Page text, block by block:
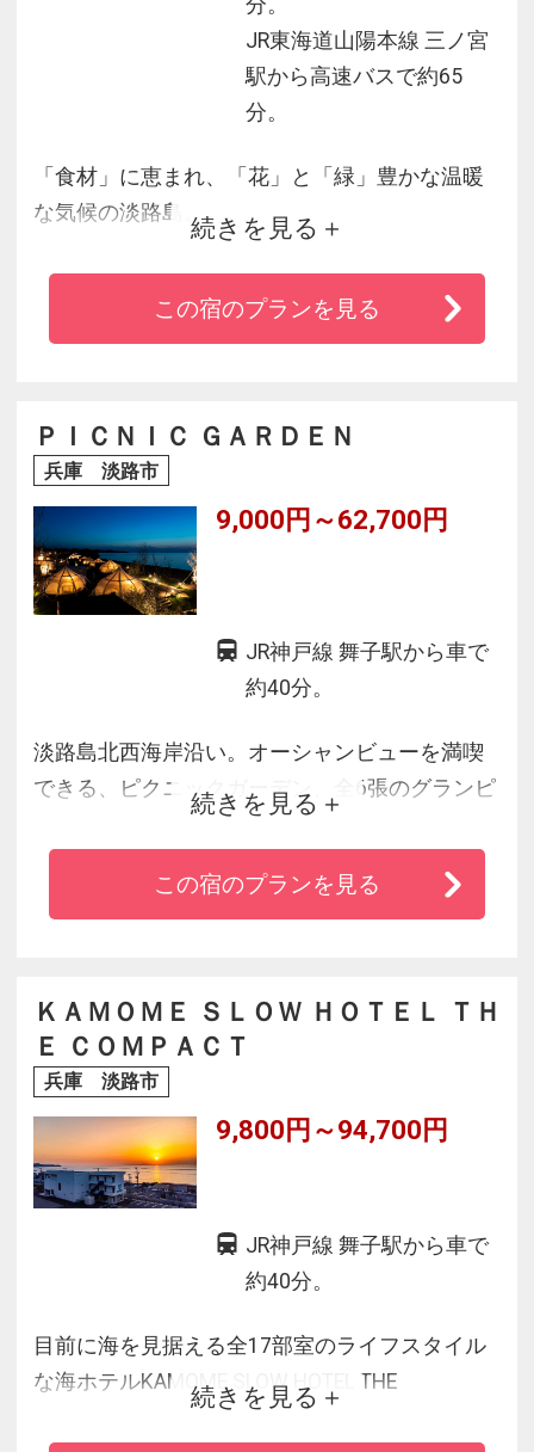
JR東海道山陽本線 三ノ宮
駅から高速バスで約65
分。
「食材」に恵まれ、「花」と「緑」豊かな温暖
な気候の淡路島。
丘の上に立つ豪華客船を模した宿で、料理長が
腕を振るう料理を満喫した後は、播磨灘を見渡
せる天然温泉の展望大浴場でリラックス。
続きを見る
この宿のプランを見る
ＰＩＣＮＩＣ ＧＡＲＤＥＮ
兵庫 淡路市
9,000円～62,700円
JR神戸線 舞子駅から車で
約40分。
淡路島北西海岸沿い。オーシャンビューを満喫
できる、ピクニックガーデン、全6張のグランピ
冷暖房完備で快適な玉ねぎテントにソファや冷
蔵庫などの充実の設備でキャンプ初心者の方で
続きを見る
この宿のプランを見る
ＫＡＭＯＭＥ ＳＬＯＷ ＨＯＴＥＬ ＴＨ
Ｅ ＣＯＭＰＡＣＴ
兵庫 淡路市
9,800円～94,700円
JR神戸線 舞子駅から車で
約40分。
目前に海を見据える全17部室のライフスタイル
な海ホテルKAMOME SLOW HOTEL THE
続きを見る